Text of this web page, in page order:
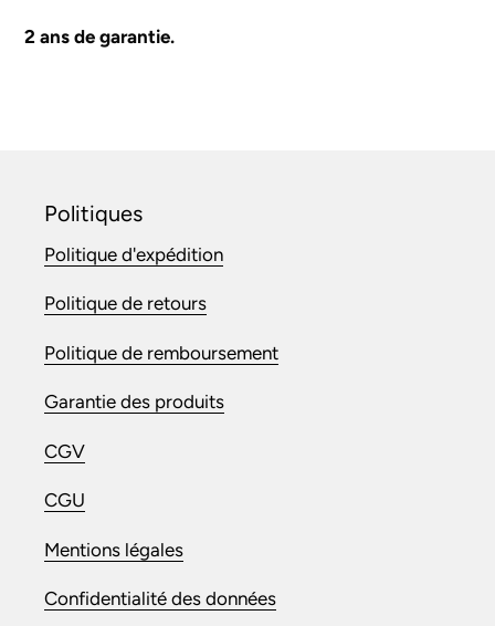
2 ans de garantie.
Politiques
Politique d'expédition
Politique de retours
Politique de remboursement
Garantie des produits
CGV
CGU
Mentions légales
Confidentialité des données